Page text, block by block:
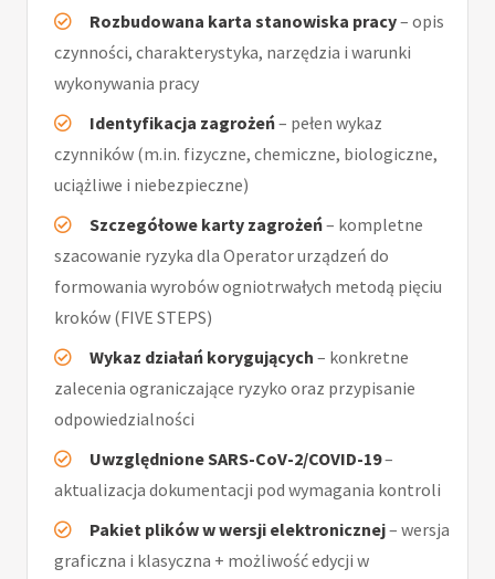
Rozbudowana karta stanowiska pracy– opis
czynności, charakterystyka, narzędzia i warunki
wykonywania pracy
Identyfikacja zagrożeń– pełen wykaz
czynników (m.in. fizyczne, chemiczne, biologiczne,
uciążliwe i niebezpieczne)
Szczegółowe karty zagrożeń– kompletne
szacowanie ryzyka dla Operator urządzeń do
formowania wyrobów ogniotrwałych metodą pięciu
kroków (FIVE STEPS)
Wykaz działań korygujących – konkretne
zalecenia ograniczające ryzyko oraz przypisanie
odpowiedzialności
Uwzględnione SARS-CoV-2/COVID-19–
aktualizacja dokumentacji pod wymagania kontroli
Pakiet plików w wersji elektronicznej– wersja
graficzna i klasyczna + możliwość edycji w